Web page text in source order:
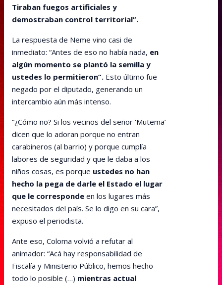
Tiraban fuegos artificiales y
demostraban control territorial”.
La respuesta de Neme vino casi de
inmediato: “Antes de eso no había nada, en
algún momento se plantó la semilla y
ustedes lo permitieron”. Esto último fue
negado por el diputado, generando un
intercambio aún más intenso.
“¿Cómo no? Si los vecinos del señor ‘Mutema’
dicen que lo adoran porque no entran
carabineros (al barrio) y porque cumplía
labores de seguridad y que le daba a los
niños cosas, es porque ustedes no han
hecho la pega de darle el Estado el lugar
que le corresponde en los lugares más
necesitados del país. Se lo digo en su cara”,
expuso el periodista.
Ante eso, Coloma volvió a refutar al
animador: “Acá hay responsabilidad de
Fiscalía y Ministerio Público, hemos hecho
todo lo posible (…) mientras actual